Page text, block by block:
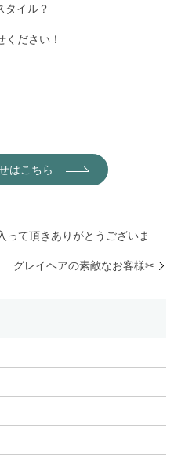
タイル？
ください！
はこちら
って頂きありがとうございま
グレイヘアの素敵なお客様✂︎